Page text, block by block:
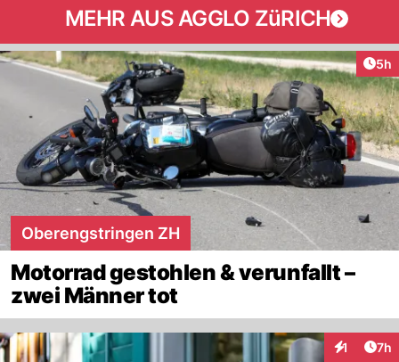
MEHR AUS AGGLO ZüRICH
5h
Oberengstringen ZH
Motorrad gestohlen & verunfallt –
zwei Männer tot
1 7h